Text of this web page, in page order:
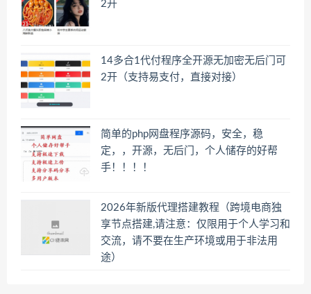
2开
14多合1代付程序全开源无加密无后门可
2开（支持易支付，直接对接）
简单的php网盘程序源码，安全，稳
定，，开源，无后门，个人储存的好帮
手！！！！
2026年新版代理搭建教程（跨境电商独
享节点搭建,请注意：仅限用于个人学习和
交流，请不要在生产环境或用于非法用
途）